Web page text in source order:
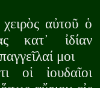
αὐτοῦ ὁ
κατ᾽ ἰδίαν
μοι
οἱ ἰουδαῖοι